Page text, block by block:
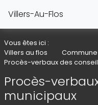
Villers-Au-Flos
Vous êtes ici :
Villers au flos
Commune
Procès-verbaux des
Procès-
municipaux